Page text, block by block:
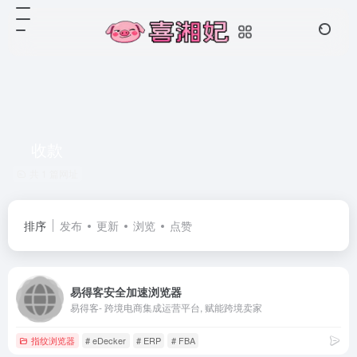
排序 发布 更新 浏览 点赞
易得客安全加速浏览器
易得客- 跨境电商集成运营平台, 赋能跨境卖家
指纹浏览器 # eDecker # ERP # FBA